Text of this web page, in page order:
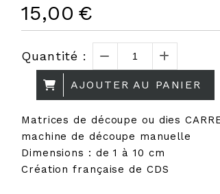
15,00 €
Quantité :
AJOUTER AU PANIER
Matrices de découpe ou dies
machine de découpe manuelle
Dimensions : de 1 à 10 cm
Création française de CDS